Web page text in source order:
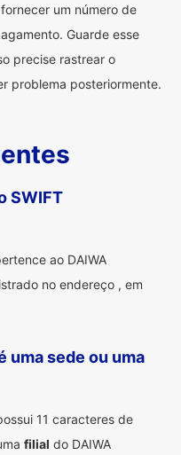
um número de
Guarde esse
precise rastrear o
problema posteriormente.
SWIFT
ao DAIWA
no endereço , em
uma sede ou uma
11 caracteres de
filial do DAIWA